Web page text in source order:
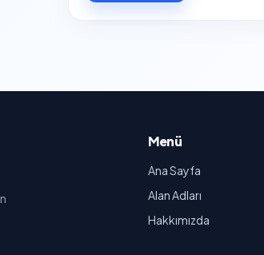
Menü
Ana Sayfa
Alan Adları
Hakkımızda